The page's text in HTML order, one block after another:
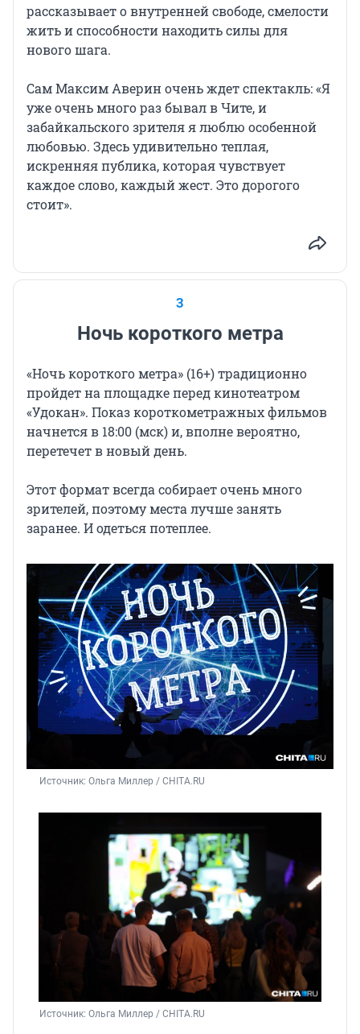
рассказывает о внутренней свободе, смелости
жить и способности находить силы для
нового шага.
Сам Максим Аверин очень ждет спектакль: «Я
уже очень много раз бывал в Чите, и
забайкальского зрителя я люблю особенной
любовью. Здесь удивительно теплая,
искренняя публика, которая чувствует
каждое слово, каждый жест. Это дорогого
стоит».
3
Ночь короткого метра
«Ночь короткогометра» (16+)традиционно
пройдет на площадке перед кинотеатром
«Удокан». Показ короткометражных фильмов
начнется в 18:00 (мск) и, вполне вероятно,
перетечет в новый день.
Этот формат всегда собирает очень много
зрителей, поэтому места лучше занять
заранее. И одеться потеплее.
Источник: Ольга Миллер / CHITA.RU
Источник: Ольга Миллер / CHITA.RU